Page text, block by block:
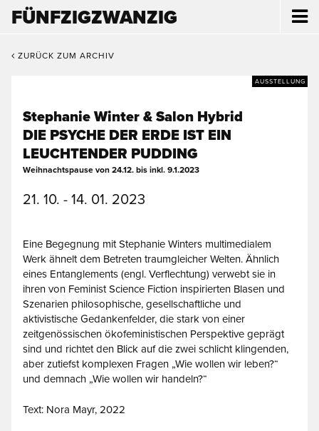
FÜNFZIGZWANZIG
ZURÜCK ZUM ARCHIV
AUSSTELLUNG
Stephanie Winter & Salon Hybrid
DIE PSYCHE DER ERDE IST EIN
LEUCHTENDER PUDDING
Weihnachtspause von 24.12. bis inkl. 9.1.2023
21. 10. - 14. 01. 2023
Eine Begegnung mit Stephanie Winters multimedialem
Werk ähnelt dem Betreten traumgleicher Welten. Ähnlich
eines Entanglements (engl. Verflechtung) verwebt sie in
ihren von Feminist Science Fiction inspirierten Blasen und
Szenarien philosophische, gesellschaftliche und
aktivistische Gedankenfelder, die stark von einer
zeitgenössischen ökofeministischen Perspektive geprägt
sind und richtet den Blick auf die zwei schlicht klingenden,
aber zutiefst komplexen Fragen „Wie wollen wir leben?“
und demnach „Wie wollen wir handeln?“
Text: Nora Mayr, 2022